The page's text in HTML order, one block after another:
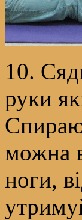
10.
руки
можна
ноги,